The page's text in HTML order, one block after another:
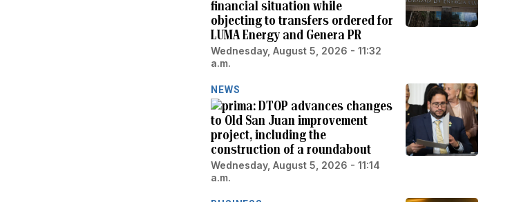
financial situation while
objecting to transfers ordered for
LUMA Energy and Genera PR
Wednesday, August 5, 2026 - 11:32
a.m.
NEWS
DTOP advances changes
to Old San Juan improvement
project, including the
construction of a roundabout
Wednesday, August 5, 2026 - 11:14
a.m.